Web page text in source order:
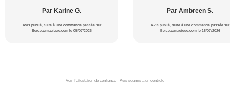
Par Karine G.
Avis publié, suite à une commande passée sur
Berceaumagique.com le 05/07/2026
Par Ambreen S.
Avis publié, suite à une commande passée sur
Berceaumagique.com le 18/07/2026
Voir l'attestation de confiance - Avis soumis à un contrôle